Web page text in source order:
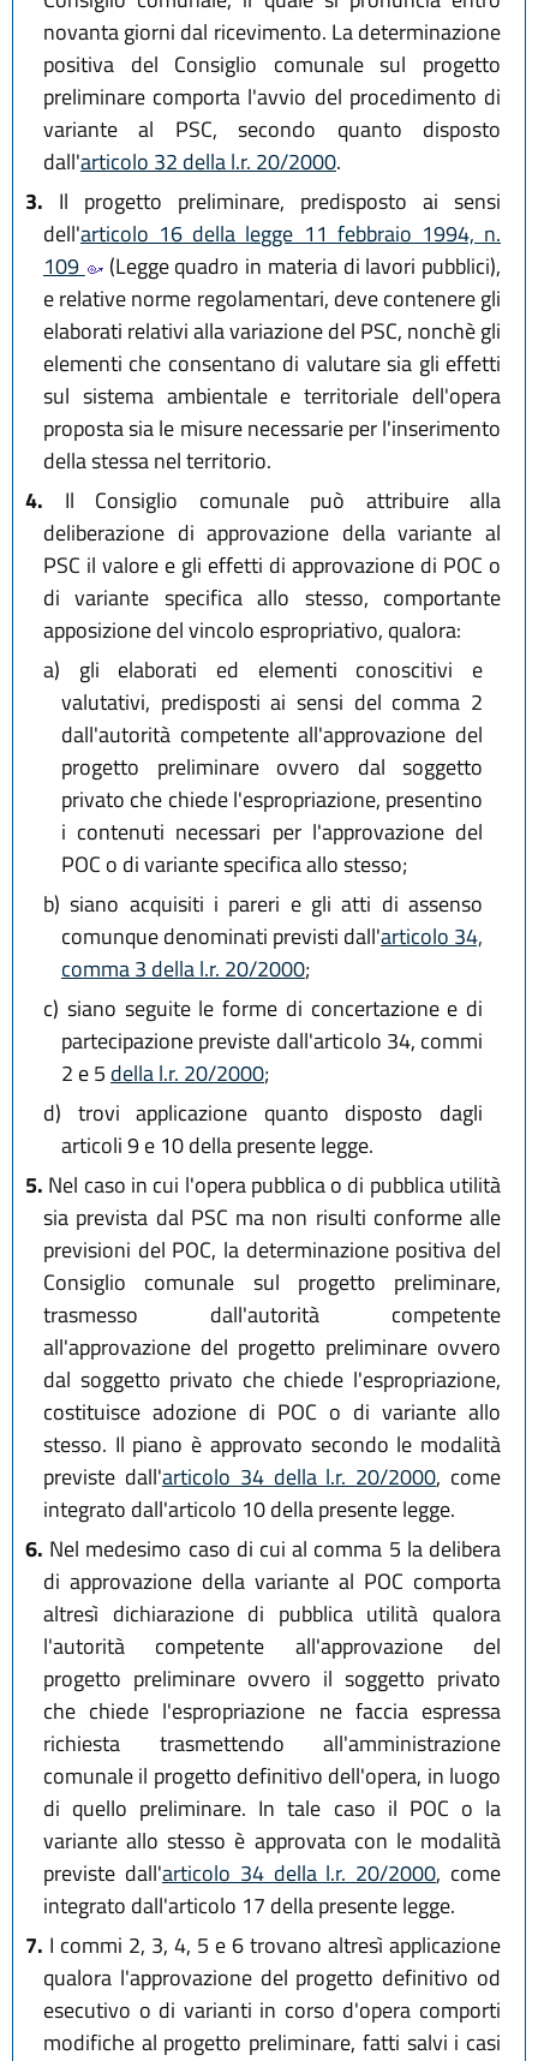
novanta giorni dal ricevimento. La determinazione
positiva del Consiglio comunale sul progetto
preliminare comporta l'avvio del procedimento di
variante al PSC, secondo quanto disposto
dall'articolo 32 della l.r. 20/2000.
3. Il progetto preliminare, predisposto ai sensi
dell'articolo 16 della legge 11 febbraio 1994, n.
109
(Legge quadro in materia di lavori pubblici),
e relative norme regolamentari, deve contenere gli
elaborati relativi alla variazione del PSC, nonchè gli
elementi che consentano di valutare sia gli effetti
sul sistema ambientale e territoriale dell'opera
proposta sia le misure necessarie per l'inserimento
della stessa nel territorio.
4. Il Consiglio comunale può attribuire alla
deliberazione di approvazione della variante al
PSC il valore e gli effetti di approvazione di POC o
di variante specifica allo stesso, comportante
apposizione del vincolo espropriativo, qualora:
a) gli elaborati ed elementi conoscitivi e
valutativi, predisposti ai sensi del comma 2
dall'autorità competente all'approvazione del
progetto preliminare ovvero dal soggetto
privato che chiede l'espropriazione, presentino
i contenuti necessari per l'approvazione del
POC o di variante specifica allo stesso;
b) siano acquisiti i pareri e gli atti di assenso
comunque denominati previsti dall'articolo 34,
comma 3 della l.r. 20/2000;
c) siano seguite le forme di concertazione e di
partecipazione previste dall'articolo 34, commi
2 e 5 della l.r. 20/2000;
d) trovi applicazione quanto disposto dagli
articoli 9 e 10 della presente legge.
5. Nel caso in cui l'opera pubblica o di pubblica utilità
sia prevista dal PSC ma non risulti conforme alle
previsioni del POC, la determinazione positiva del
Consiglio comunale sul progetto preliminare,
trasmesso dall'autorità competente
all'approvazione del progetto preliminare ovvero
dal soggetto privato che chiede l'espropriazione,
costituisce adozione di POC o di variante allo
stesso. Il piano è approvato secondo le modalità
previste dall'articolo 34 della l.r. 20/2000, come
integrato dall'articolo 10 della presente legge.
6. Nel medesimo caso di cui al comma 5 la delibera
di approvazione della variante al POC comporta
altresì dichiarazione di pubblica utilità qualora
l'autorità competente all'approvazione del
progetto preliminare ovvero il soggetto privato
che chiede l'espropriazione ne faccia espressa
richiesta trasmettendo all'amministrazione
comunale il progetto definitivo dell'opera, in luogo
di quello preliminare. In tale caso il POC o la
variante allo stesso è approvata con le modalità
previste dall'articolo 34 della l.r. 20/2000, come
integrato dall'articolo 17 della presente legge.
7. I commi 2, 3, 4, 5 e 6 trovano altresì applicazione
qualora l'approvazione del progetto definitivo od
esecutivo o di varianti in corso d'opera comporti
modifiche al progetto preliminare, fatti salvi i casi